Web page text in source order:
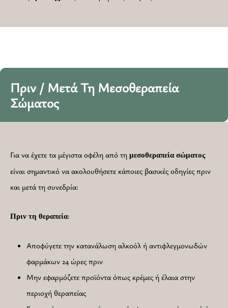
Πριν / Μετά Τη Μεσοθεραπεία
Σώματος
Για να έχετε τα μέγιστα οφέλη από τη μεσοθεραπεία σώματος
είναι σημαντικό να ακολουθήσετε κάποιες βασικές οδηγίες πριν
και μετά τη συνεδρία:
Πριν τη θεραπεία:
Αποφύγετε την κατανάλωση αλκοόλ ή αντιφλεγμονωδών
φαρμάκων 24 ώρες πριν
Μην εφαρμόζετε προϊόντα όπως κρέμες ή έλαια στην
περιοχή θεραπείας